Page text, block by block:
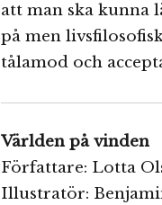
att man ska kunna
på men
tålamod och
Världen på vinden
Författare: Lotta
Illustratör: